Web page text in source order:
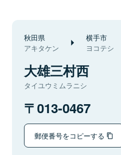
秋田県
アキタケン
横手市
ヨコテシ
大雄三村西
タイユウミムラニシ
013-0467
郵便番号をコピーする